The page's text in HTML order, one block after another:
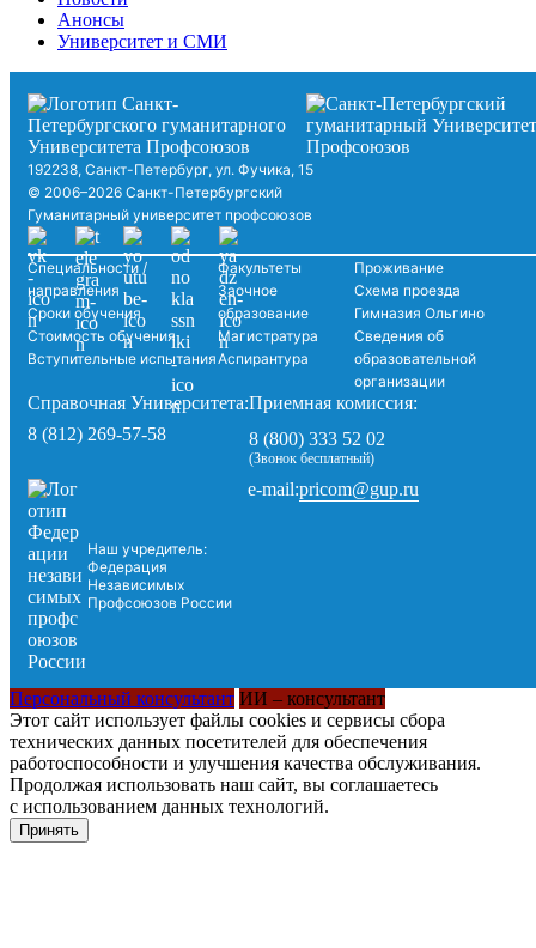
Анонсы
Университет и СМИ
192238, Санкт-Петербург, ул. Фучика, 15
© 2006–2026 Санкт-Петербургский
Гуманитарный университет профсоюзов
Специальности /
направления
Сроки обучения
Стоимость обучения
Вступительные испытания
Факультеты
Заочное
образование
Магистратура
Аспирантура
Проживание
Схема проезда
Гимназия Ольгино
Сведения об
образовательной
организации
Справочная Университета:
8 (812) 269-57-58
Приемная комиссия:
8 (800) 333 52 02
(Звонок бесплатный)
Наш учредитель:
Федерация
Независимых
Профсоюзов России
e-mail:pricom@gup.ru
Персональный консультант ИИ – консультант
Этот сайт использует файлы cookies и сервисы сбора
технических данных посетителей для обеспечения
работоспособности и улучшения качества обслуживания.
Продолжая использовать наш сайт, вы соглашаетесь
с использованием данных технологий.
Принять